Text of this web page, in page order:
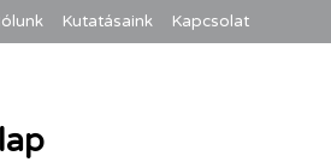
Kutatásaink Kapcsolat